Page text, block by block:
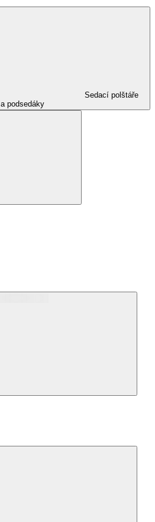
Sedací polštáře
a podsedáky